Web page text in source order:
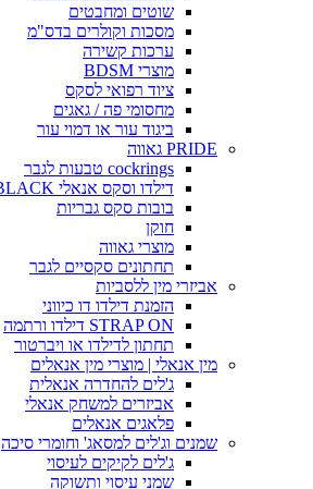
שוטים ומחבטים
מסכות וקולרים בדס"מ
ערכות קשירה
מוצרי BDSM
ציוד רפואי לסקס
מחסומי פה / גאגים
ביגוד עור או דמוי עור
PRIDE גאווה
cockrings טבעות לגבר
דילדו וסקס אנאלי ALL BLACK
בובות סקס גבריות
חוקן
מוצרי גאווה
תחתונים סקסיים לגבר
אביזרי מין ללסביות
הזמנת דילדו דו כיווני
STRAP ON דילדו ורתמה
תחתון לדילדו או ויברטור
מין אנאלי | מוצרי מין אנאלים
ג'לים להחדרה אנאלית
אביזרים למשחק אנאלי
פלאגים אנאלים
שמנים וג'לים למסאג' וחומרי סיכה
ג'לים לקיקים לעיסוי
שמני עיסוי ותשוקה